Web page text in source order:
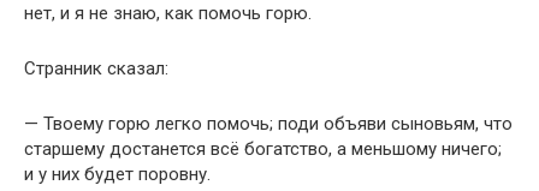
нет, и я не знаю, как помочь горю.
Странник сказал:
— Твоему горю легко помочь; поди объяви сыновьям, что
старшему достанется всё богатство, а меньшому ничего;
и у них будет поровну.